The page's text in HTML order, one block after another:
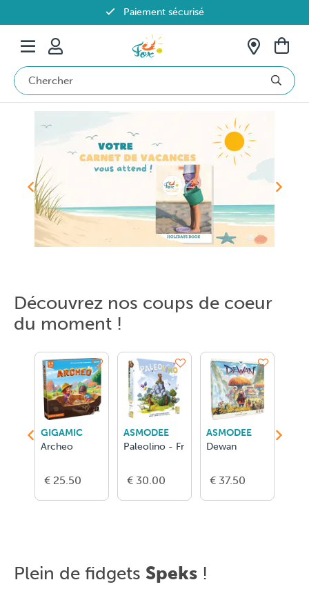
Paiement sécurisé
Livraison offerte dès 69€ en Belgique
Découvrez nos coups de coeur
du moment !
GIGAMIC
Archeo
€ 25.50
ASMODEE
Paleolino - Fr
€ 30.00
ASMODEE
Dewan
€ 37.50
Plein de fidgets Speks !